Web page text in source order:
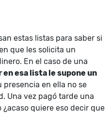
estas listas para saber si
que les solicita un
En el caso de una
en esa lista le supone un
presencia en ella no se
Una vez pagó tarde una
quiere eso decir que